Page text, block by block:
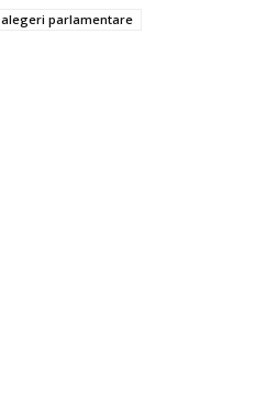
alegeri parlamentare